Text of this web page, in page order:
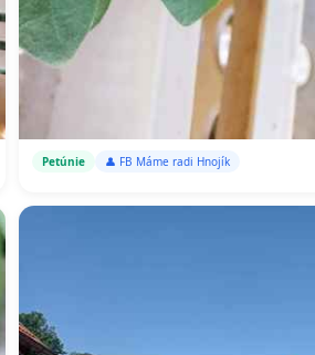
Petúnie 👤 FB Máme radi Hnojík